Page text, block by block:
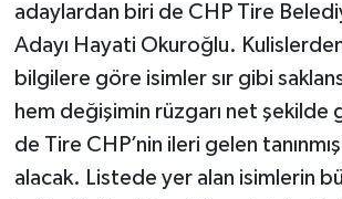
adaylardan biri de CHP Tire
Adayı Hayati Okuroğlu.
bilgilere göre isimler sır gibi
hem değişimin rüzgarı net şekilde
de Tire CHP’nin ileri gelen
alacak. Listede yer alan isimlerin